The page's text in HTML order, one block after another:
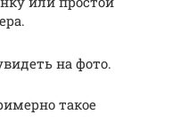
на фото.
такое